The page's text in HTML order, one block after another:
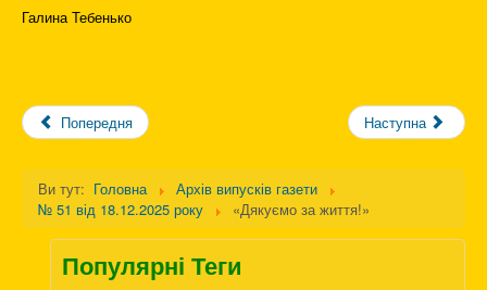
Галина Тебенько
Попередня Наступна
Ви тут: Головна
Архів випусків газети
№ 51 від 18.12.2025 року
«Дякуємо за життя!»
Популярні Теги